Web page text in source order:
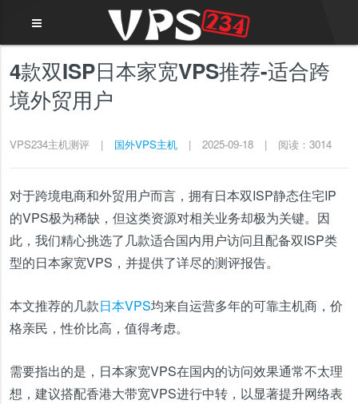
4款双ISP日本家宽VPS推荐-适合跨
境外贸用户
VPS234主机测评 | 国外VPS主机 | 2025-09-18 | 阅读：3014
对于跨境电商和外贸用户而言，拥有日本双ISP静态住宅IP
的VPS极为稀缺，但这类资源对相关业务却极为关键。因
此，我们精心挑选了几款适合国内用户访问且配备双ISP类
型的日本家宽VPS，并提供了详尽的测评报告。
本文推荐的几款日本VPS均来自运营多年的可靠主机商，价
格亲民，性价比高，值得考虑。
需要指出的是，日本家宽VPS在国内的访问效果通常不太理
想，建议搭配香港大带宽VPS进行中转，以显著提升网络表